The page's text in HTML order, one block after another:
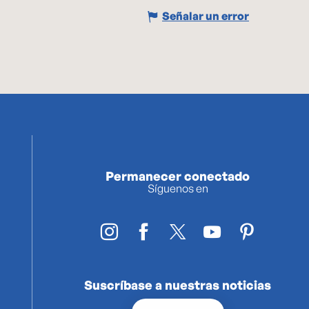
Señalar un error
Permanecer conectado
Síguenos en
Suscríbase a nuestras noticias